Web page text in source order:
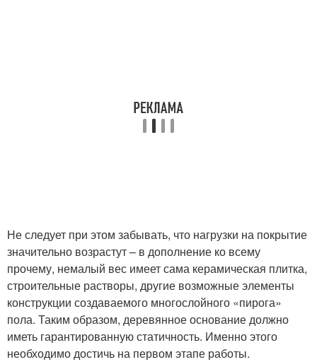
Не следует при этом забывать, что нагрузки на покрытие
значительно возрастут – в дополнение ко всему
прочему, немалый вес имеет сама керамическая плитка,
строительные растворы, другие возможные элементы
конструкции создаваемого многослойного «пирога»
пола. Таким образом, деревянное основание должно
иметь гарантированную статичность. Именно этого
необходимо достичь на первом этапе работы.